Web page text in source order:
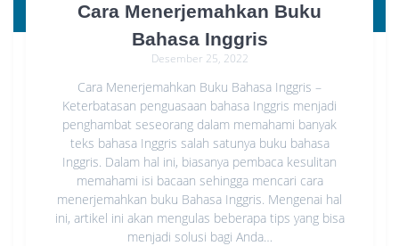
Cara Menerjemahkan Buku
Bahasa Inggris
Desember 25, 2022
Cara Menerjemahkan Buku Bahasa Inggris –
Keterbatasan penguasaan bahasa Inggris menjadi
penghambat seseorang dalam memahami banyak
teks bahasa Inggris salah satunya buku bahasa
Inggris. Dalam hal ini, biasanya pembaca kesulitan
memahami isi bacaan sehingga mencari cara
menerjemahkan buku Bahasa Inggris. Mengenai hal
ini, artikel ini akan mengulas beberapa tips yang bisa
menjadi solusi bagi Anda…